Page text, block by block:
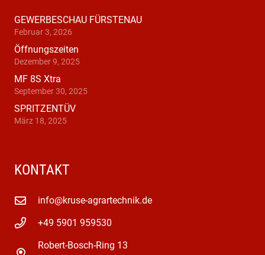
GEWERBESCHAU FÜRSTENAU
Februar 3, 2026
Öffnungszeiten
Dezember 9, 2025
MF 8S Xtra
September 30, 2025
SPRITZENTÜV
März 18, 2025
KONTAKT
info@kruse-agrartechnik.de
+49 5901 959530
Robert-Bosch-Ring 13